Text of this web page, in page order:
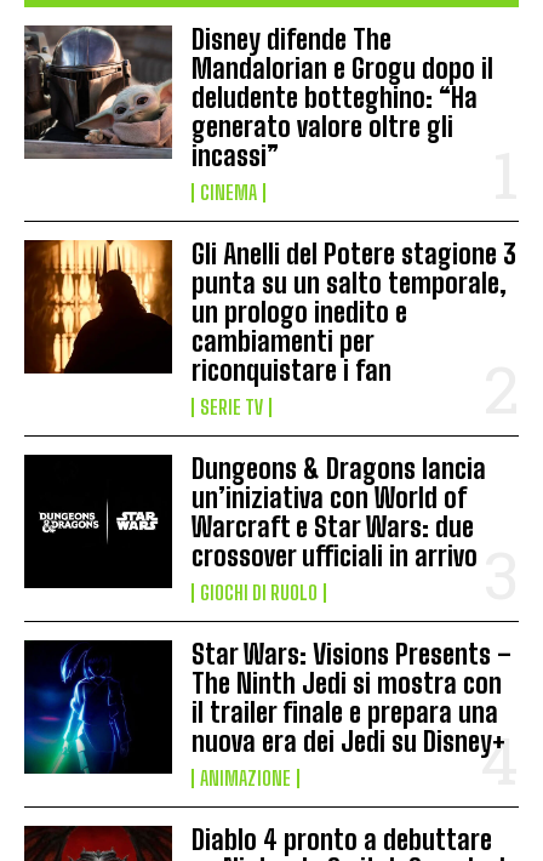
Disney difende The
Mandalorian e Grogu dopo il
deludente botteghino: “Ha
generato valore oltre gli
incassi”
CINEMA
Gli Anelli del Potere stagione 3
punta su un salto temporale,
un prologo inedito e
cambiamenti per
riconquistare i fan
SERIE TV
Dungeons & Dragons lancia
un’iniziativa con World of
Warcraft e Star Wars: due
crossover ufficiali in arrivo
GIOCHI DI RUOLO
Star Wars: Visions Presents –
The Ninth Jedi si mostra con
il trailer finale e prepara una
nuova era dei Jedi su Disney+
ANIMAZIONE
Diablo 4 pronto a debuttare